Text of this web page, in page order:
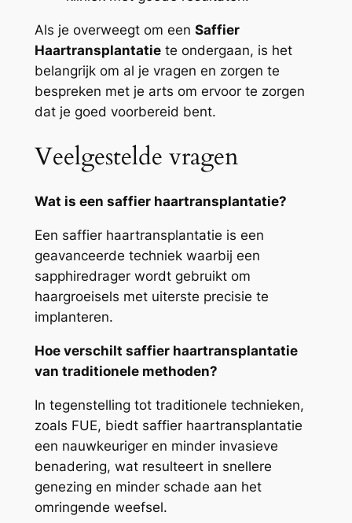
Als je overweegt om een Saffier
Haartransplantatiete ondergaan, is het
belangrijk om al je vragen en zorgen te
bespreken met je arts om ervoor te zorgen
dat je goed voorbereid bent.
Veelgestelde vragen
Wat is een saffier haartransplantatie?
Een saffier haartransplantatie is een
geavanceerde techniek waarbij een
sapphiredrager wordt gebruikt om
haargroeisels met uiterste precisie te
implanteren.
Hoe verschilt saffier haartransplantatie
van traditionele methoden?
In tegenstelling tot traditionele technieken,
zoals FUE, biedt saffier haartransplantatie
een nauwkeuriger en minder invasieve
benadering, wat resulteert in snellere
genezing en minder schade aan het
omringende weefsel.